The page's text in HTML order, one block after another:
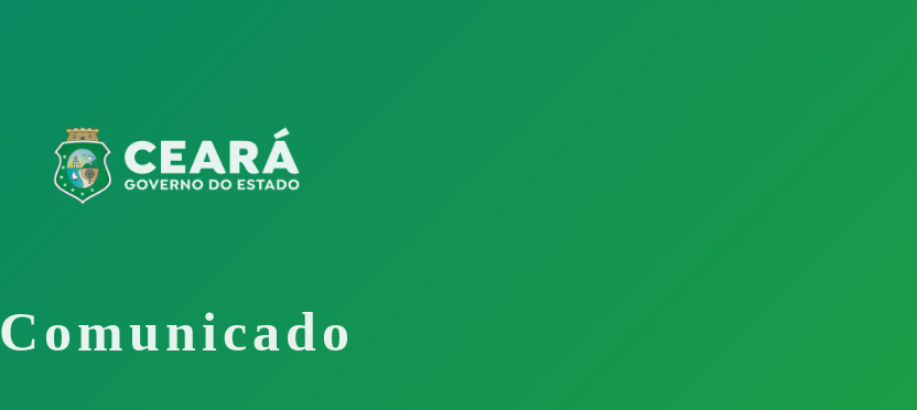
Comunicado